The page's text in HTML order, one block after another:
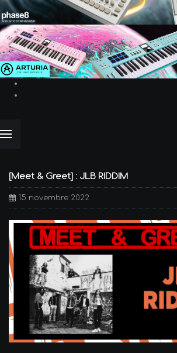
[Meet & Greet] : JLB RIDDIM
15 novembre 2022